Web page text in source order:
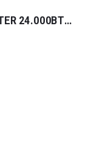
NOBU NBKU3VI-24WFI/NBKU3VO-24 ΚΛΙΜΑΤΙΣΤΙΚΟ ΤΟΙΧΟΥ INVERTER 24.000BTU A++/A+++